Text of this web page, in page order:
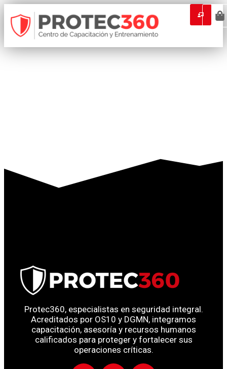
Protec360, especialistas en seguridad integral.
Acreditados por OS10 y DGMN, integramos
capacitación, asesoría y recursos humanos
calificados para proteger y fortalecer sus
operaciones críticas.